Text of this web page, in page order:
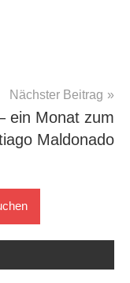
Nächster Beitrag
ein Monat zum
Maldonado